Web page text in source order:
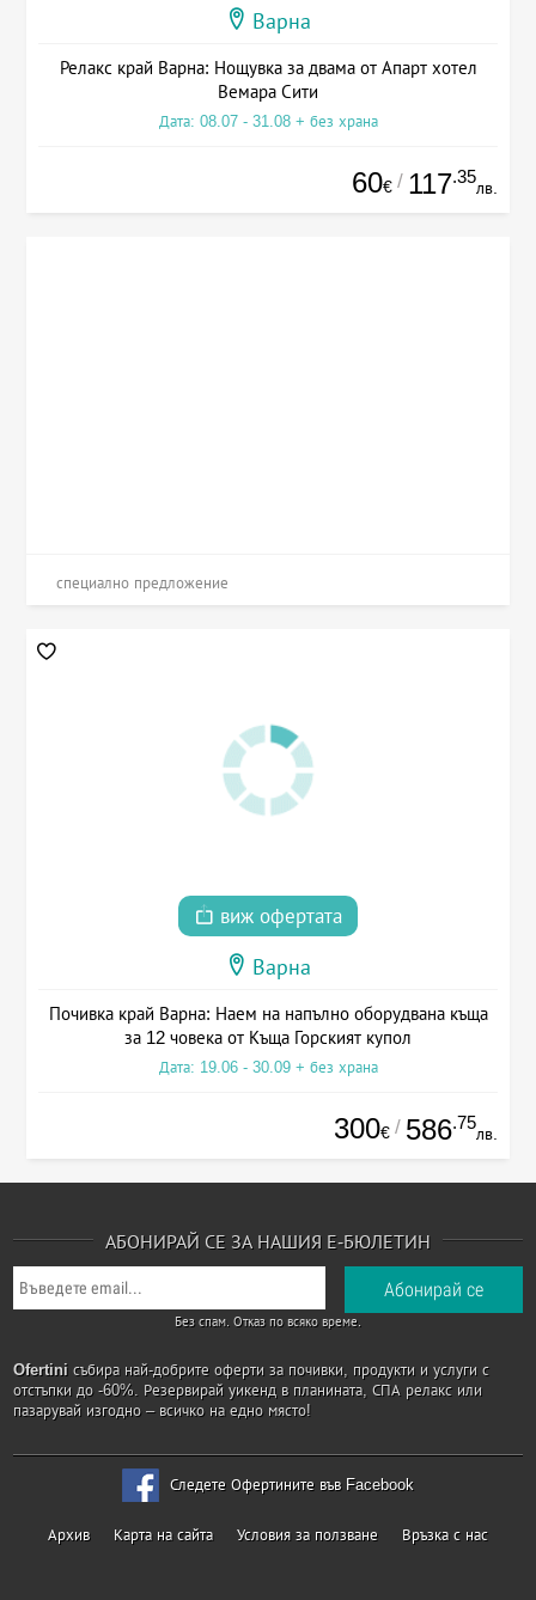
Варна
Релакс край Варна: Нощувка за двама от Апарт хотел
Вемара Сити
Дата: 08.07 - 31.08 + без храна
60€ / 117.35
лв.
специално предложение
виж офертата
Варна
Почивка край Варна: Наем на напълно оборудвана къща
за 12 човека от Къща Горският купол
Дата: 19.06 - 30.09 + без храна
300€ / 586.75
лв.
АБОНИРАЙ СЕ ЗА НАШИЯ Е-БЮЛЕТИН
Без спам. Отказ по всяко време.
Ofertini събира най-добрите оферти за почивки, продукти и услуги с
отстъпки до -60%. Резервирай уикенд в планината, СПА релакс или
пазарувай изгодно – всичко на едно място!
Следете Офертините във Facebook
Архив Карта на сайта Условия за ползване Връзка с нас